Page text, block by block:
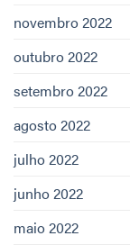
novembro 2022
outubro 2022
setembro 2022
agosto 2022
julho 2022
junho 2022
maio 2022